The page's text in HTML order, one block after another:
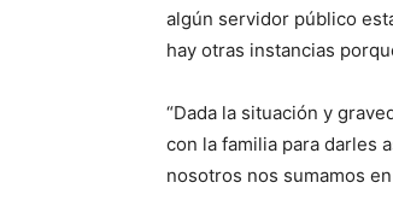
algún servidor público
hay otras instancias
“Dada la situación y
con la familia para darles
nosotros nos sumamos